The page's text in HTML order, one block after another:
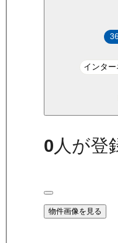
インタ
0 人が登
物件画像を見る